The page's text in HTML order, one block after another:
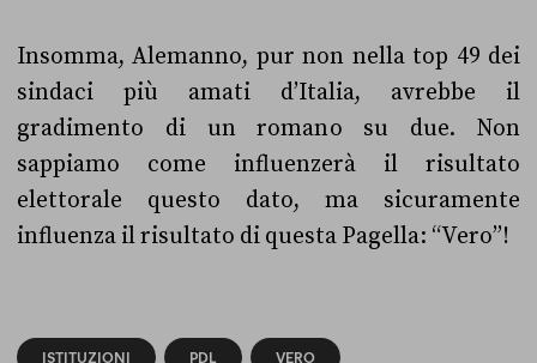
Insomma, Alemanno, pur non nella top 49 dei
sindaci più amati d’Italia, avrebbe il
gradimento di un romano su due. Non
sappiamo come influenzerà il risultato
elettorale questo dato, ma sicuramente
influenza il risultato di questa Pagella: “Vero”!
ISTITUZIONI PDL VERO